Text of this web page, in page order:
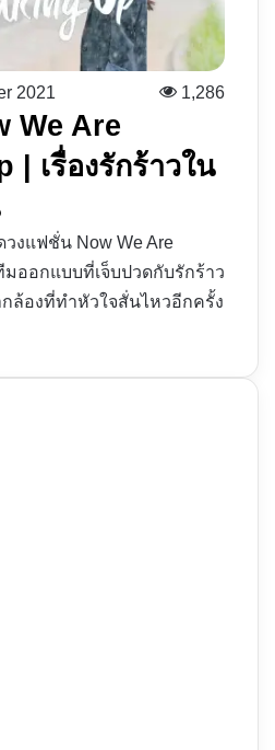
2021 1,286
We Are
| เรื่องรักร้าวใน
วงแฟชั่น Now We Are
มออกแบบที่เจ็บปวดกับรักร้าว
กล้องที่ทำหัวใจสั่นไหวอีกครั้ง